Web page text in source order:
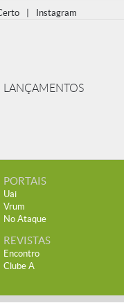
Instagram
LANÇAMENTOS
PORTAIS
Uai
Vrum
No Ataque
REVISTAS
Encontro
Clube A